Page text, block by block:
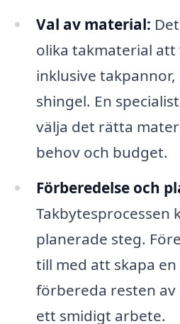
Val av material:
olika takmaterial att
inklusive
shingel. En
välja det rätta
behov och budget.
Förberedelse och
Takbytesprocessen
planerade steg.
till med att skapa
förbereda resten
ett smidigt arbete.